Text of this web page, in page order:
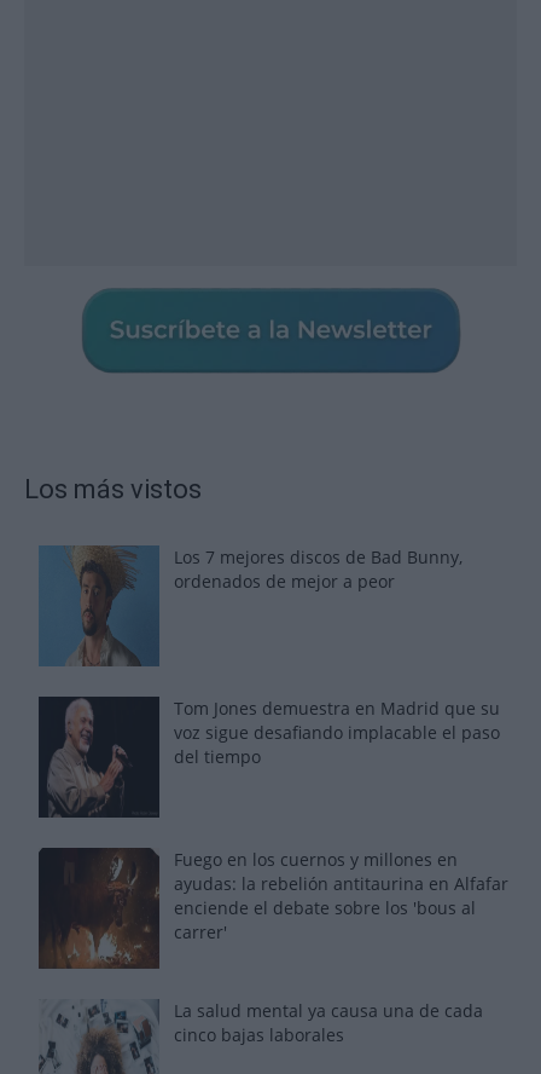
Los más vistos
Los 7 mejores discos de Bad Bunny,
ordenados de mejor a peor
Tom Jones demuestra en Madrid que su
voz sigue desafiando implacable el paso
del tiempo
Fuego en los cuernos y millones en
ayudas: la rebelión antitaurina en Alfafar
enciende el debate sobre los 'bous al
carrer'
La salud mental ya causa una de cada
cinco bajas laborales